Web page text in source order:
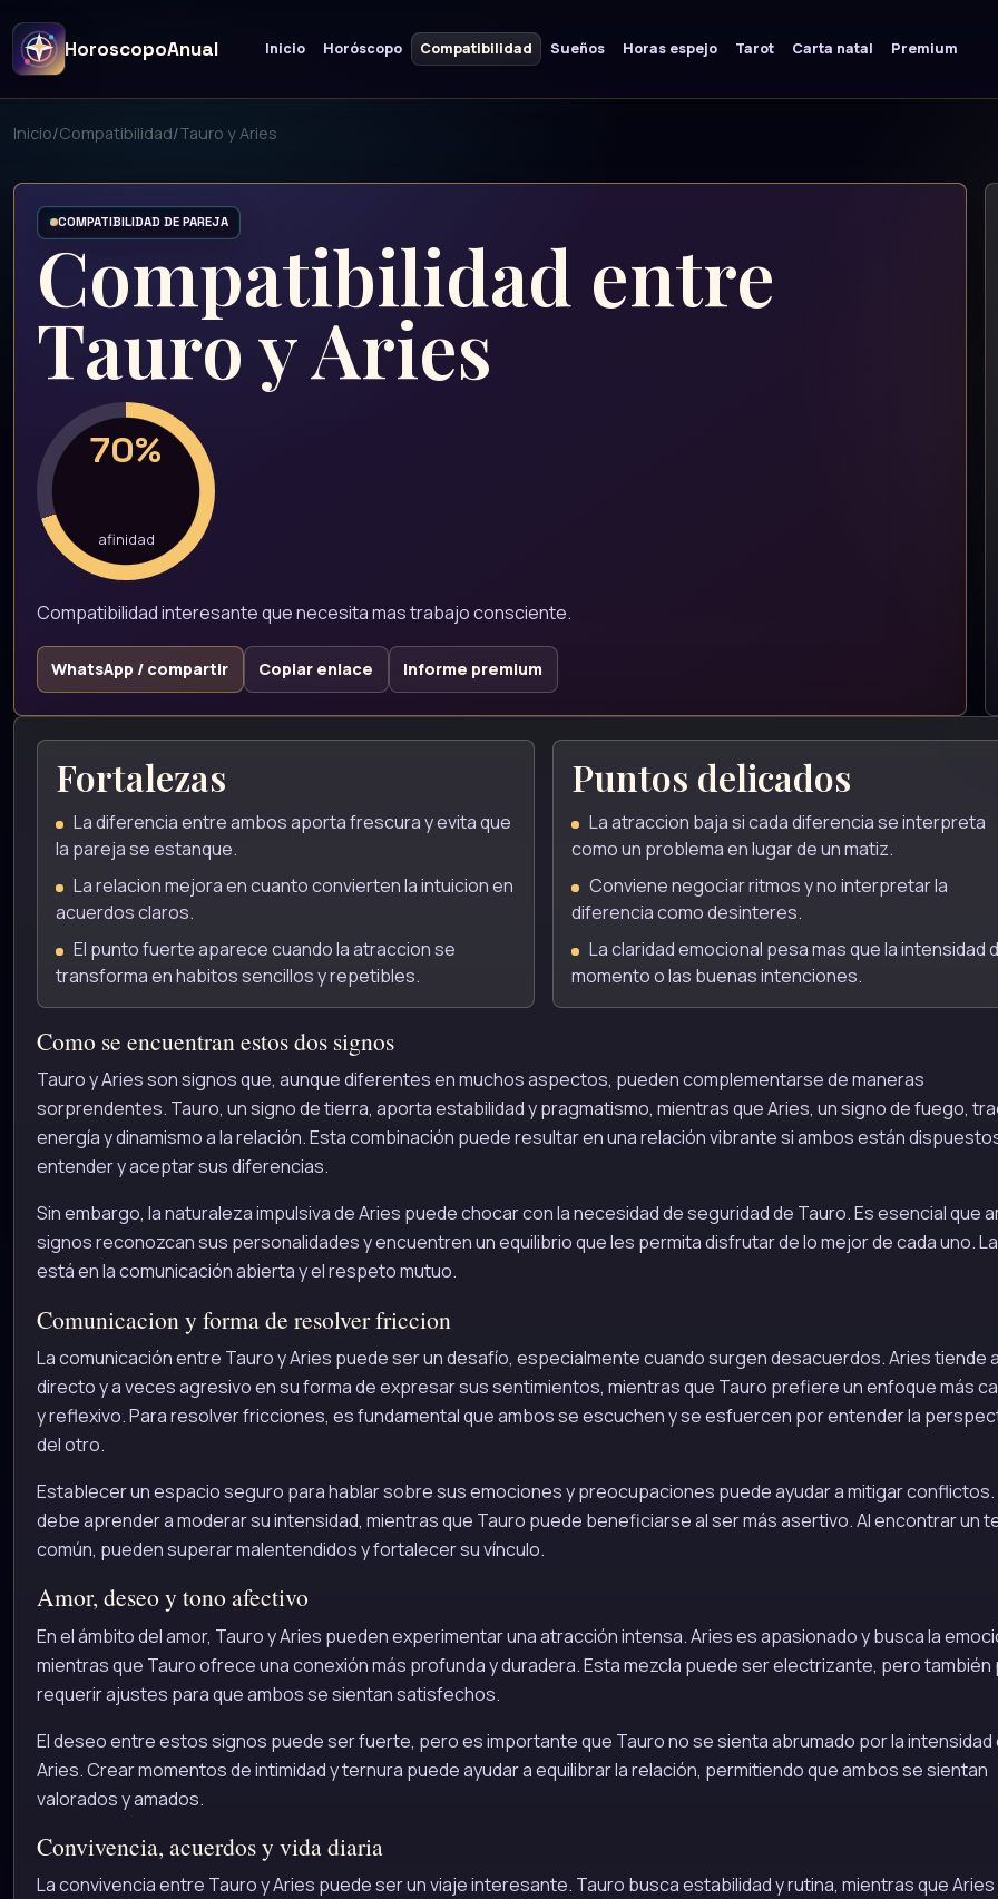
HoroscopoAnual Inicio Horóscopo Compatibilidad Sueños Horas espejo Tarot Carta natal Premium
Inicio/Compatibilidad/Tauro y Aries
COMPATIBILIDAD DE PAREJA
Compatibilidad entre
Tauro y Aries
70%
afinidad
Compatibilidad interesante que necesita mas trabajo consciente.
WhatsApp / compartir Copiar enlace Informe premium
Fortalezas
La diferencia entre ambos aporta frescura y evita que
la pareja se estanque.
La relacion mejora en cuanto convierten la intuicion en
acuerdos claros.
El punto fuerte aparece cuando la atraccion se
transforma en habitos sencillos y repetibles.
Puntos delicados
La atraccion baja si cada diferencia se interpreta
como un problema en lugar de un matiz.
Conviene negociar ritmos y no interpretar la
diferencia como desinteres.
La claridad emocional pesa mas que la intensidad
momento o las buenas intenciones.
Como se encuentran estos dos signos
Tauro y Aries son signos que, aunque diferentes en muchos aspectos, pueden complementarse de maneras
sorprendentes. Tauro, un signo de tierra, aporta estabilidad y pragmatismo, mientras que Aries, un signo de fuego,
energía y dinamismo a la relación. Esta combinación puede resultar en una relación vibrante si ambos están
entender y aceptar sus diferencias.
Sin embargo, la naturaleza impulsiva de Aries puede chocar con la necesidad de seguridad de Tauro. Es esencial que
signos reconozcan sus personalidades y encuentren un equilibrio que les permita disfrutar de lo mejor de cada uno.
está en la comunicación abierta y el respeto mutuo.
Comunicacion y forma de resolver friccion
La comunicación entre Tauro y Aries puede ser un desafío, especialmente cuando surgen desacuerdos. Aries tiende
directo y a veces agresivo en su forma de expresar sus sentimientos, mientras que Tauro prefiere un enfoque más
y reflexivo. Para resolver fricciones, es fundamental que ambos se escuchen y se esfuercen por entender la
del otro.
Establecer un espacio seguro para hablar sobre sus emociones y preocupaciones puede ayudar a mitigar conflictos.
debe aprender a moderar su intensidad, mientras que Tauro puede beneficiarse al ser más asertivo. Al encontrar un
común, pueden superar malentendidos y fortalecer su vínculo.
Amor, deseo y tono afectivo
En el ámbito del amor, Tauro y Aries pueden experimentar una atracción intensa. Aries es apasionado y busca la
mientras que Tauro ofrece una conexión más profunda y duradera. Esta mezcla puede ser electrizante, pero también
requerir ajustes para que ambos se sientan satisfechos.
El deseo entre estos signos puede ser fuerte, pero es importante que Tauro no se sienta abrumado por la intensidad
Aries. Crear momentos de intimidad y ternura puede ayudar a equilibrar la relación, permitiendo que ambos se sientan
valorados y amados.
Convivencia, acuerdos y vida diaria
La convivencia entre Tauro y Aries puede ser un viaje interesante. Tauro busca estabilidad y rutina, mientras que Aries